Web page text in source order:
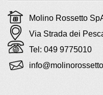
Molino Rossetto
Via Strada dei
Tel: 049 9775010